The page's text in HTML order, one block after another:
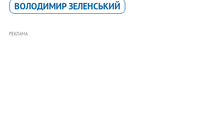
ВОЛОДИМИР ЗЕЛЕНСЬКИЙ
РЕКЛАМА